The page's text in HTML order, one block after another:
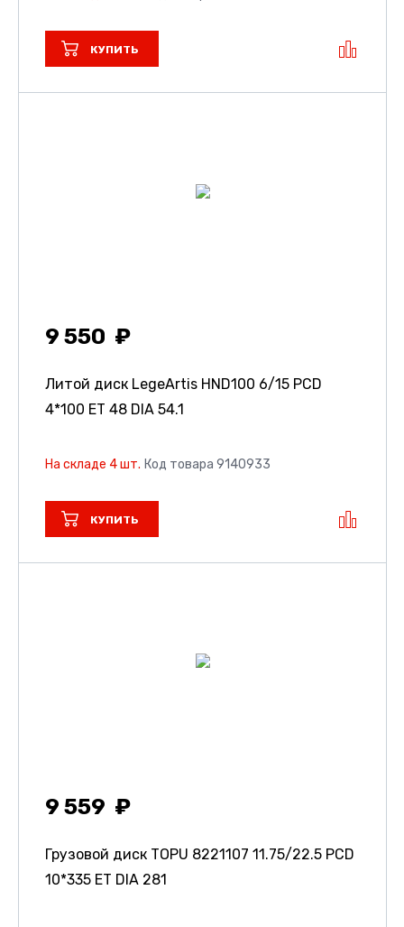
КУПИТЬ
9 550
Литой диск LegeArtis HND100 6/15 PCD
4*100 ET 48 DIA 54.1
На складе 4 шт. Код товара 9140933
КУПИТЬ
9 559
Грузовой диск TOPU 8221107 11.75/22.5 PCD
10*335 ET DIA 281